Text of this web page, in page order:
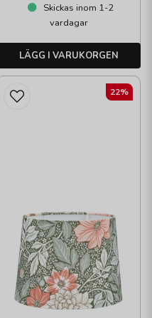
Skickas inom 1-2
vardagar
LÄGG I VARUKORGEN
22%